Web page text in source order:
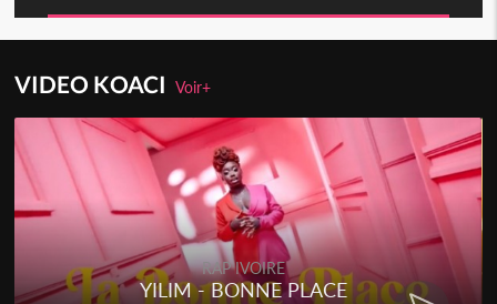
VIDEO KOACIVoir+
RAP IVOIRE
YILIM - BONNE PLACE